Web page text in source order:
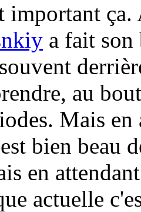
important ça.
a fait
au
Mais
bien beau
en
actuelle